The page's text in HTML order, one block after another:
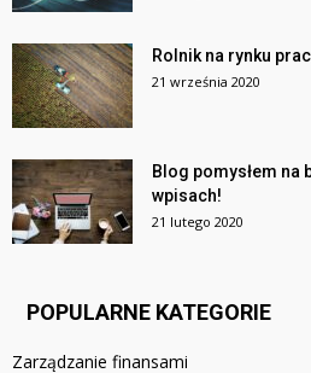
Rolnik na rynku
21 września 2020
Blog pomysłem na
wpisach!
21 lutego 2020
POPULARNE KATEGORIE
Zarządzanie finansami